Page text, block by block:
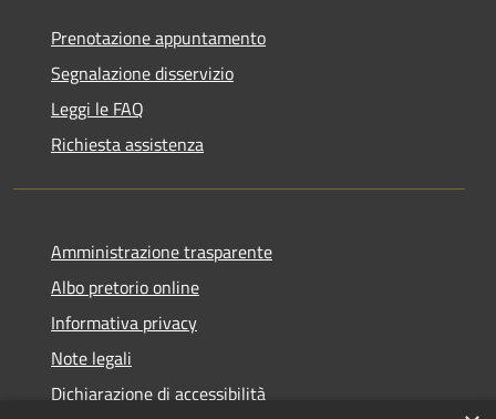
Prenotazione appuntamento
Segnalazione disservizio
Leggi le FAQ
Richiesta assistenza
Amministrazione trasparente
Albo pretorio online
Informativa privacy
Note legali
Dichiarazione di accessibilità